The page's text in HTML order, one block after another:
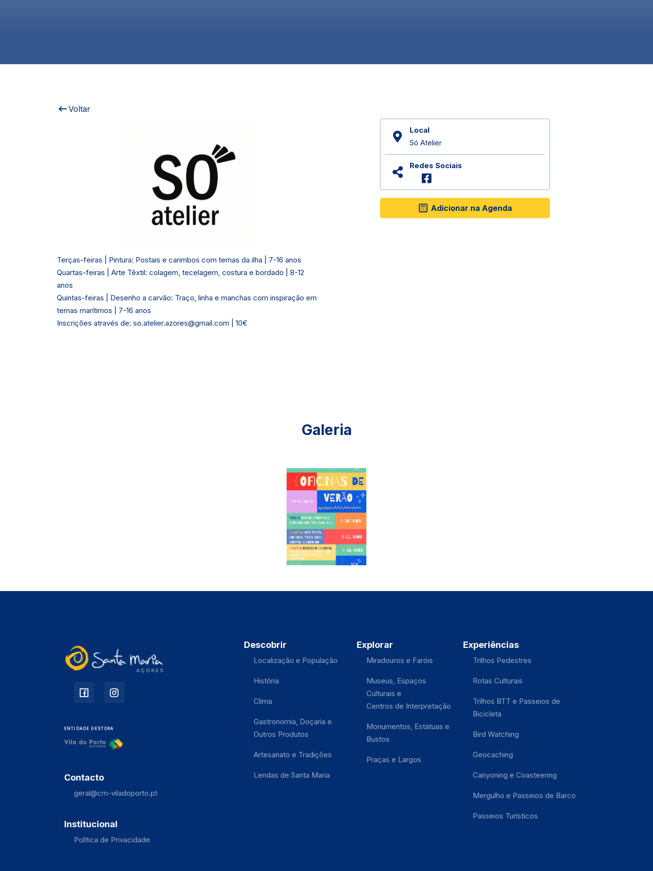
Voltar
Terças-feiras | Pintura: Postais e carimbos com temas da ilha | 7-16 anos
Quartas-feiras | Arte Têxtil: colagem, tecelagem, costura e bordado | 8-12
anos
Quintas-feiras | Desenho a carvão: Traço, linha e manchas com inspiração em
temas marítimos | 7-16 anos
Inscrições através de: so.atelier.azores@gmail.com | 10€
Local
Só Atelier
Redes Sociais
Adicionar na Agenda
Galeria
ENTIDADE GESTORA
Contacto
geral@cm-viladoporto.pt
Institucional
Política de Privacidade
Descobrir
Localização e População
História
Clima
Gastronomia, Doçaria e
Outros Produtos
Artesanato e Tradições
Lendas de Santa Maria
Explorar
Miradouros e Faróis
Museus, Espaços
Culturais e
Centros de Interpretação
Monumentos, Estátuas e
Bustos
Praças e Largos
Experiências
Trilhos Pedestres
Rotas Culturais
Trilhos BTT e Passeios de
Bicicleta
Bird Watching
Geocaching
Canyoning e Coasteering
Mergulho e Passeios de Barco
Passeios Turísticos